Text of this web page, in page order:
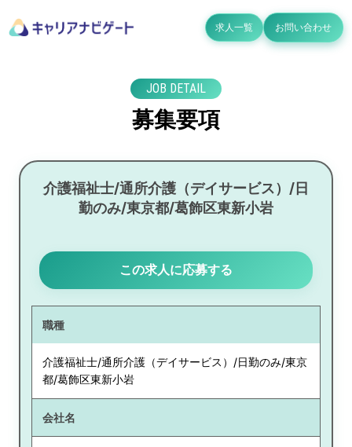
求人一覧 お問い合わせ
JOB DETAIL
募集要項
介護福祉士/通所介護（デイサービス）/日
勤のみ/東京都/葛飾区東新小岩
この求人に応募する
職種
介護福祉士/通所介護（デイサービス）/日勤のみ/東京
都/葛飾区東新小岩
会社名